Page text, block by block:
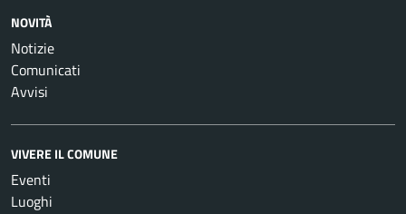
NOVITÀ
Notizie
Comunicati
Avvisi
VIVERE IL COMUNE
Eventi
Luoghi